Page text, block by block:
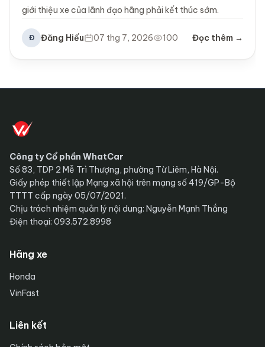
giới thiệu xe của lãnh đạo hãng phải kết thúc sớm.
Đ Đăng Hiếu 07 thg 7, 2026 100 Đọc thêm →
Công ty Cổ phần WhatCar
Số 83, TDP 2 Mễ Trì Thượng, phường Từ Liêm, Hà Nội.
Giấy phép thiết lập Mạng xã hội trên mạng số 419/GP-Bộ
TTTT cấp ngày 05/07/2021.
Chịu trách nhiệm quản lý nội dung: Nguyễn Mạnh Thắng
Điện thoại: 093.572.8998
Hãng xe
Honda
VinFast
Liên kết